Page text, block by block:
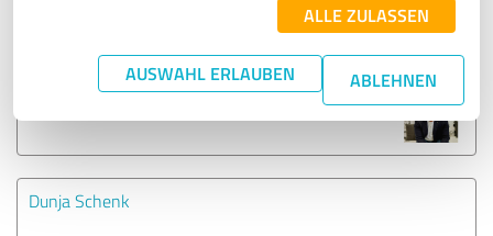
ALLE ZULASSEN
AUSWAHL ERLAUBEN ABLEHNEN
565 Bewertungen
Dunja Schenk